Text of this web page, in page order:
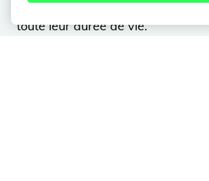
toute leur durée de vie.